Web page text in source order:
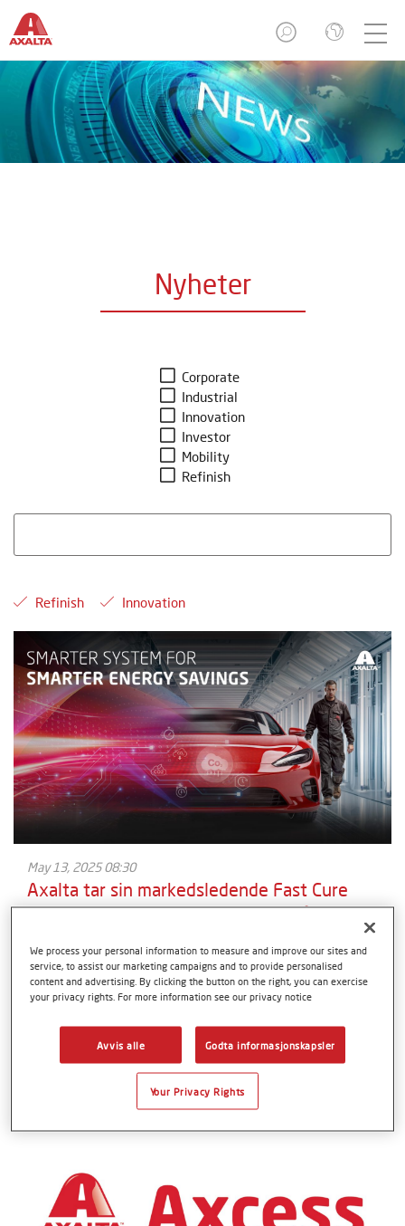
Nyheter
Corporate
Industrial
Innovation
Investor
Mobility
Refinish
Refinish Innovation
May 13, 2025 08:30
Axalta tar sin markedsledende Fast Cure
Low Energy-teknologi til neste nivå
Axalta kunngjør lanseringen av sin nestegenerasjons
patenterte Fast Cure Low Energy System (FCLE)
klarlakk- og grunningsprodukter. FCLE-teknologien gir
eksepsjonell kvalitet og økt produktivitet, som
resulterer i høyere fortjeneste for verksteder samt
potensielt redusert energiforbruk under tørking.
Corporate
We process your personal information to measure and improve our sites and
service, to assist our marketing campaigns and to provide personalised
content and advertising. By clicking the button on the right, you can exercise
your privacy rights. For more information see our privacy notice
Avvis alle Godta informasjonskapsler
Your Privacy Rights